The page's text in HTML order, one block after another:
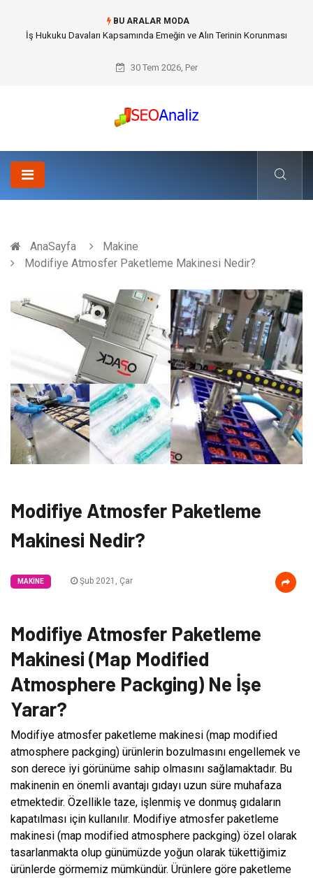
BU ARALAR MODA
Best Security Software (En İyi Güvenlik Yazılımı) ile Uzaktan Çalışmada
30 Tem 2026, Per
AnaSayfa
Makine
Modifiye Atmosfer Paketleme Makinesi Nedir?
Modifiye Atmosfer Paketleme
Makinesi Nedir?
MAKINE Şub 2021, Çar
Modifiye Atmosfer Paketleme
Makinesi (Map Modified
Atmosphere Packging) Ne İşe
Yarar?
Modifiye atmosfer paketleme makinesi (map modified
atmosphere packging) ürünlerin bozulmasını engellemek ve
son derece iyi görünüme sahip olmasını sağlamaktadır. Bu
makinenin en önemli avantajı gıdayı uzun süre muhafaza
etmektedir. Özellikle taze, işlenmiş ve donmuş gıdaların
kapatılması için kullanılır. Modifiye atmosfer paketleme
makinesi (map modified atmosphere packging) özel olarak
tasarlanmakta olup günümüzde yoğun olarak tükettiğimiz
ürünlerde görmemiz mümkündür. Ürünlere göre paketleme